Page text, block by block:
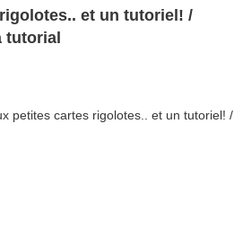
et un tutoriel! /
tutorial